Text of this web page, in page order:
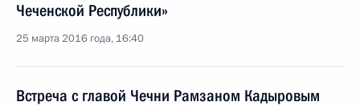
Чеченской Республики»
25 марта 2016 года, 16:40
Встреча с главой Чечни Рамзаном Кадыровым